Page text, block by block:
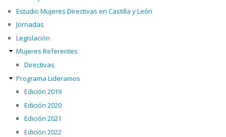
Estudio Mujeres Directivas en Castilla y León
Jornadas
Legislación
Mujeres Referentes
Directivas
Programa Lideramos
Edición 2019
Edición 2020
Edición 2021
Edición 2022